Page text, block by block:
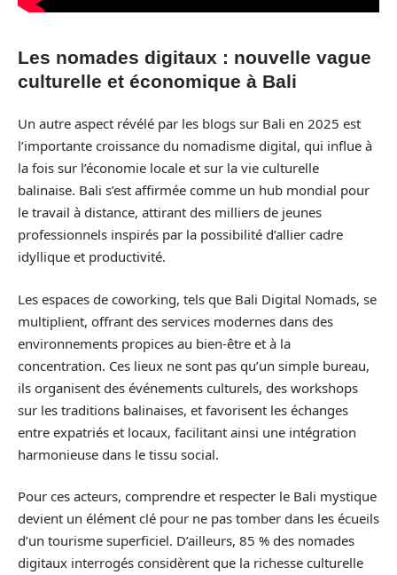
Les nomades digitaux : nouvelle vague
culturelle et économique à Bali
Un autre aspect révélé par les blogs sur Bali en 2025 est
l’importante croissance du nomadisme digital, qui influe à
la fois sur l’économie locale et sur la vie culturelle
balinaise. Bali s’est affirmée comme un hub mondial pour
le travail à distance, attirant des milliers de jeunes
professionnels inspirés par la possibilité d’allier cadre
idyllique et productivité.
Les espaces de coworking, tels que Bali Digital Nomads, se
multiplient, offrant des services modernes dans des
environnements propices au bien-être et à la
concentration. Ces lieux ne sont pas qu’un simple bureau,
ils organisent des événements culturels, des workshops
sur les traditions balinaises, et favorisent les échanges
entre expatriés et locaux, facilitant ainsi une intégration
harmonieuse dans le tissu social.
Pour ces acteurs, comprendre et respecter le Bali mystique
devient un élément clé pour ne pas tomber dans les écueils
d’un tourisme superficiel. D’ailleurs, 85 % des nomades
digitaux interrogés considèrent que la richesse culturelle